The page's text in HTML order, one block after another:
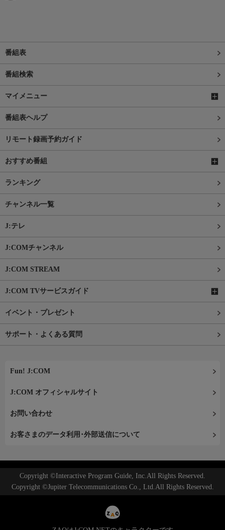
番組表
番組検索
マイメニュー
番組表ヘルプ
リモート録画予約ガイド
おすすめ番組
ランキング
チャンネル一覧
J:テレ
J:COMチャンネル
J:COM STREAM
J:COM TVサービスガイド
イベント・プレゼント
サポート・よくある質問
Fun! J:COM
J:COM オフィシャルサイト
お問い合わせ
お客さまのデータ利用･外部送信について
Copyright ©Interactive Program Guide, Inc.All Rights Reserved.
Copyright ©Jupiter Telecommunications Co., Ltd.All Rights Reserved.